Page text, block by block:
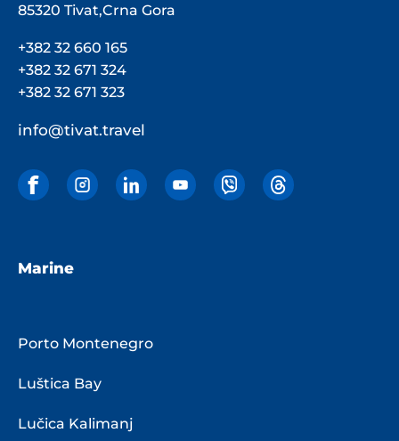
85320 Tivat,Crna Gora
+382 32 660 165
+382 32 671 324
+382 32 671 323
info@tivat.travel
Marine
Porto Montenegro
Luštica Bay
Lučica Kalimanj